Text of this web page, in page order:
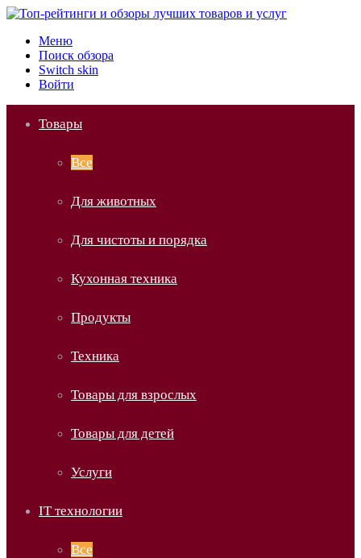
Меню
Поиск обзора
Switch skin
Войти
Товары
Все
Для животных
Для чистоты и порядка
Кухонная техника
Продукты
Техника
Товары для взрослых
Товары для детей
Услуги
IT технологии
Все